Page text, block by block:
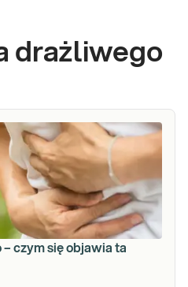
drażliwego
czym się objawia ta